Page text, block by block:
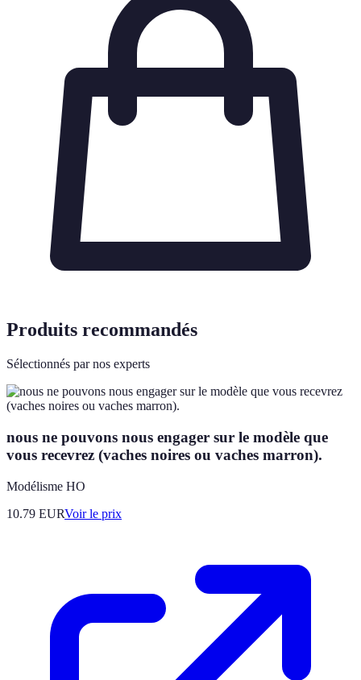
Produits recommandés
Sélectionnés par nos experts
nous ne pouvons nous engager sur le modèle que
vous recevrez (vaches noires ou vaches marron).
Modélisme HO
10.79 EURVoir le prix